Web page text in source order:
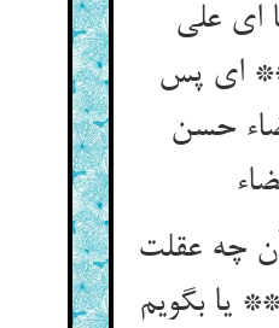
ای علی
ای پس
حسن
آن چه عقلت
یا بگویم